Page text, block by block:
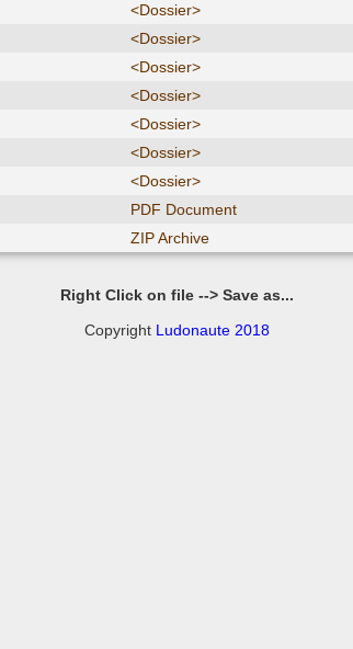
<Dossier>
<Dossier>
<Dossier>
<Dossier>
<Dossier>
<Dossier>
<Dossier>
PDF Document
ZIP Archive
Right Click on file --> Save as...
Copyright Ludonaute 2018